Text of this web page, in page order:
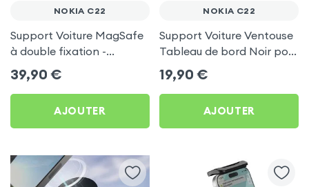
NOKIA C22
Support Voiture MagSafe
à double fixation -
Acefast pour Nokia C22
39,90 €
AJOUTER
NOKIA C22
Support Voiture Ventouse
Tableau de bord Noir pour
Nokia C22
19,90 €
AJOUTER